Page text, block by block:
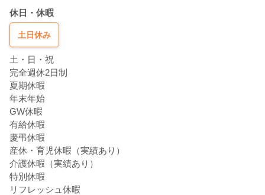
休日・休暇
土日休み
土・日・祝
完全週休2日制
夏期休暇
年末年始
GW休暇
有給休暇
慶弔休暇
産休・育児休暇（実績あり）
介護休暇（実績あり）
特別休暇
リフレッシュ休暇